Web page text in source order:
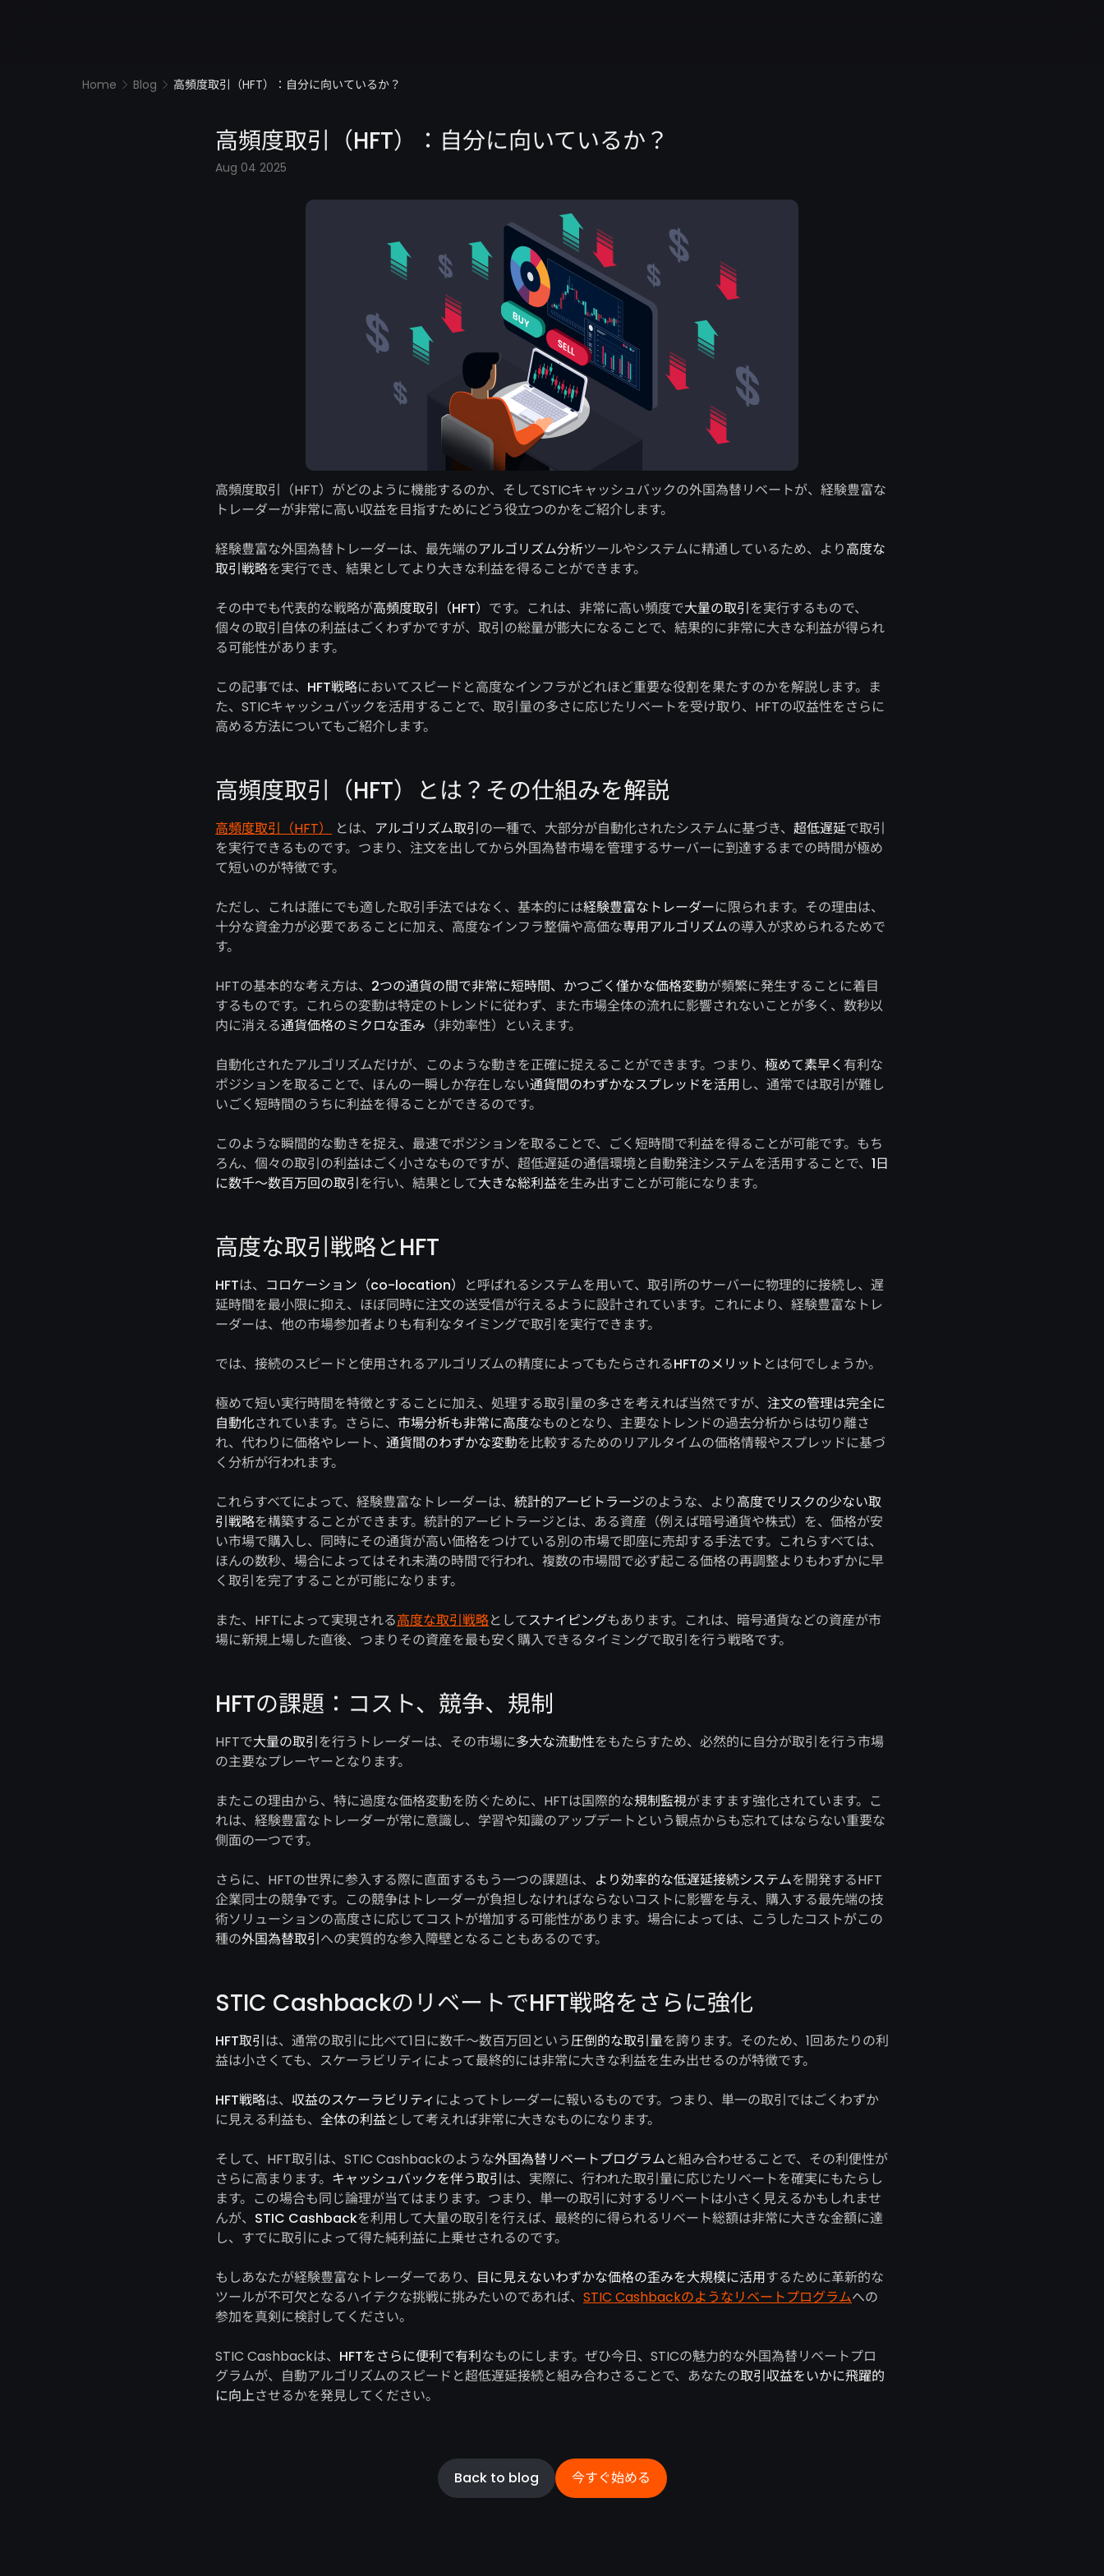
Home Blog 高頻度取引（HFT）：自分に向いているか？
高頻度取引（HFT）：自分に向いているか？
Aug 04 2025
高頻度取引（HFT）がどのように機能するのか、そしてSTICキャッシュバックの外国為替リベートが、経験豊富な
トレーダーが非常に高い収益を目指すためにどう役立つのかをご紹介します。
経験豊富な外国為替トレーダーは、最先端のアルゴリズム分析ツールやシステムに精通しているため、より高度な
取引戦略を実行でき、結果としてより大きな利益を得ることができます。
その中でも代表的な戦略が高頻度取引（HFT） です。これは、非常に高い頻度で大量の取引を実行するもので、
個々の取引自体の利益はごくわずかですが、取引の総量が膨大になることで、結果的に非常に大きな利益が得られ
る可能性があります。
この記事では、 HFT戦略においてスピードと高度なインフラがどれほど重要な役割を果たすのかを解説します。ま
た、STICキャッシュバックを活用することで、取引量の多さに応じたリベートを受け取り、HFTの収益性をさらに
高める方法についてもご紹介します。
高頻度取引（HFT）とは？その仕組みを解説
高頻度取引（HFT） とは、 アルゴリズム取引の一種で、大部分が自動化されたシステムに基づき、 超低遅延で取引
を実行できるものです。つまり、注文を出してから外国為替市場を管理するサーバーに到達するまでの時間が極め
て短いのが特徴です。
ただし、これは誰にでも適した取引手法ではなく、基本的には経験豊富なトレーダーに限られます。その理由は、
十分な資金力が必要であることに加え、高度なインフラ整備や高価な専用アルゴリズムの導入が求められるためで
す。
HFTの基本的な考え方は、 2つの通貨の間で非常に短時間、かつごく僅かな価格変動が頻繁に発生することに着目
するものです。これらの変動は特定のトレンドに従わず、また市場全体の流れに影響されないことが多く、数秒以
内に消える通貨価格のミクロな歪み （非効率性）といえます。
自動化されたアルゴリズムだけが、このような動きを正確に捉えることができます。つまり、 極めて素早く 有利な
ポジションを取ることで、ほんの一瞬しか存在しない通貨間のわずかなスプレッドを活用し、通常では取引が難し
いごく短時間のうちに利益を得ることができるのです。
このような瞬間的な動きを捉え、最速でポジションを取ることで、ごく短時間で利益を得ることが可能です。もち
ろん、個々の取引の利益はごく小さなものですが、超低遅延の通信環境と自動発注システムを活用することで、 1日
に数千〜数百万回の取引を行い、結果として大きな総利益を生み出すことが可能になります。
高度な取引戦略とHFT
HFTは、 コロケーション（co-location）
と呼ばれるシステムを用いて、取引所のサーバーに物理的に接続し、遅
延時間を最小限に抑え、ほぼ同時に注文の送受信が行えるように設計されています。これにより、経験豊富なトレ
ーダーは、他の市場参加者よりも有利なタイミングで取引を実行できます。
では、接続のスピードと使用されるアルゴリズムの精度によってもたらされるHFTのメリット とは何でしょうか。
極めて短い実行時間を特徴とすることに加え、処理する取引量の多さを考えれば当然ですが、 注文の管理は完全に
自動化されています。さらに、 市場分析も非常に高度なものとなり、主要なトレンドの過去分析からは切り離さ
れ、代わりに価格やレート、 通貨間のわずかな変動を比較するためのリアルタイムの価格情報やスプレッドに基づ
く分析が行われます。
これらすべてによって、経験豊富なトレーダーは、 統計的アービトラージのような、より高度でリスクの少ない取
引戦略を構築することができます。統計的アービトラージとは、ある資産（例えば暗号通貨や株式）を、価格が安
い市場で購入し、同時にその通貨が高い価格をつけている別の市場で即座に売却する手法です。これらすべては、
ほんの数秒、場合によってはそれ未満の時間で行われ、複数の市場間で必ず起こる価格の再調整よりもわずかに早
く取引を完了することが可能になります。
また、HFTによって実現される高度な取引戦略としてスナイピングもあります。これは、暗号通貨などの資産が市
場に新規上場した直後、つまりその資産を最も安く購入できるタイミングで取引を行う戦略です。
HFTの課題：コスト、競争、規制
HFTで大量の取引を行うトレーダーは、その市場に多大な流動性をもたらすため、必然的に自分が取引を行う市場
の主要なプレーヤーとなります。
またこの理由から、特に過度な価格変動を防ぐために、HFTは国際的な規制監視がますます強化されています。こ
れは、経験豊富なトレーダーが常に意識し、学習や知識のアップデートという観点からも忘れてはならない重要な
側面の一つです。
さらに、HFTの世界に参入する際に直面するもう一つの課題は、 より効率的な低遅延接続システムを開発するHFT
企業同士の競争です。この競争はトレーダーが負担しなければならないコストに影響を与え、購入する最先端の技
術ソリューションの高度さに応じてコストが増加する可能性があります。場合によっては、こうしたコストがこの
種の外国為替取引への実質的な参入障壁となることもあるのです。
STIC CashbackのリベートでHFT戦略をさらに強化
HFT取引は、通常の取引に比べて1日に数千〜数百万回という圧倒的な取引量を誇ります。そのため、1回あたりの利
益は小さくても、スケーラビリティによって最終的には非常に大きな利益を生み出せるのが特徴です。
HFT戦略は、 収益のスケーラビリティ によってトレーダーに報いるものです。つまり、単一の取引ではごくわずか
に見える利益も、 全体の利益として考えれば非常に大きなものになります。
そして、HFT取引は、STIC Cashbackのような外国為替リベートプログラムと組み合わせることで、その利便性が
さらに高まります。 キャッシュバックを伴う取引は、実際に、行われた取引量に応じたリベートを確実にもたらし
ます。この場合も同じ論理が当てはまります。つまり、単一の取引に対するリベートは小さく見えるかもしれませ
んが、 STIC Cashbackを利用して大量の取引を行えば、最終的に得られるリベート総額は非常に大きな金額に達
し、すでに取引によって得た純利益に上乗せされるのです。
もしあなたが経験豊富なトレーダーであり、 目に見えないわずかな価格の歪みを大規模に活用するために革新的な
ツールが不可欠となるハイテクな挑戦に挑みたいのであれば、 STIC Cashbackのようなリベートプログラムへの
参加を真剣に検討してください。
STIC Cashbackは、 HFTをさらに便利で有利なものにします。ぜひ今日、STICの魅力的な外国為替リベートプロ
グラムが、自動アルゴリズムのスピードと超低遅延接続と組み合わさることで、あなたの取引収益をいかに飛躍的
に向上させるかを発見してください。
Back to blog 今すぐ始める